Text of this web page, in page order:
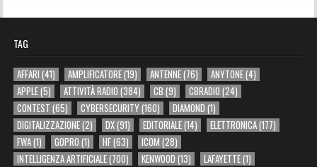
TAG
AFFARI (41) AMPLIFICATORE(19) ANTENNE(76) ANYTONE(4)
APPLE(5) ATTIVITÀ RADIO (384) CB (9) CBRADIO (24)
CONTEST (65) CYBERSECURITY(160) DIAMOND (1)
DIGITALIZZAZIONE(2) DX(91) EDITORIALE(14) ELETTRONICA(177)
FWA(1) GOPRO (1) HF(63) ICOM (28)
INTELLIGENZA ARTIFICIALE(700) KENWOOD (13) LAFAYETTE(1)